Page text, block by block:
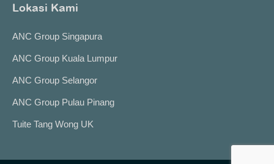
Lokasi Kami
ANC Group Singapura
ANC Group Kuala Lumpur
ANC Group Selangor
ANC Group Pulau Pinang
Tuite Tang Wong UK